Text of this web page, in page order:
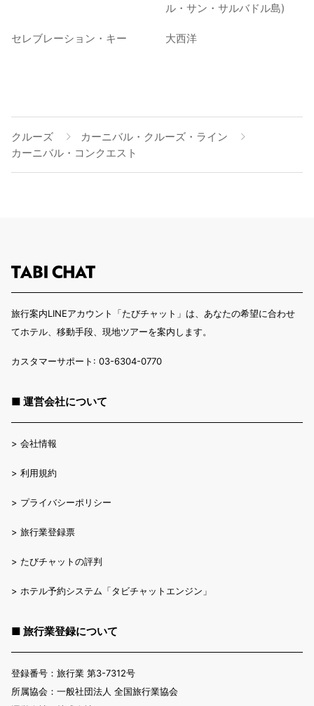
ル・サン・サルバドル島)
セレブレーション・キー 大西洋
クルーズ
カーニバル・クルーズ・ライン
カーニバル・コンクエスト
旅行案内LINEアカウント「たびチャット」は、あなたの希望に合わせ
てホテル、移動手段、現地ツアーを案内します。
カスタマーサポート: 03-6304-0770
■ 運営会社について
> 会社情報
> 利用規約
> プライバシーポリシー
> 旅行業登録票
> たびチャットの評判
> ホテル予約システム「タビチャットエンジン」
■ 旅行業登録について
登録番号：旅行業 第3-7312号
所属協会：一般社団法人 全国旅行業協会